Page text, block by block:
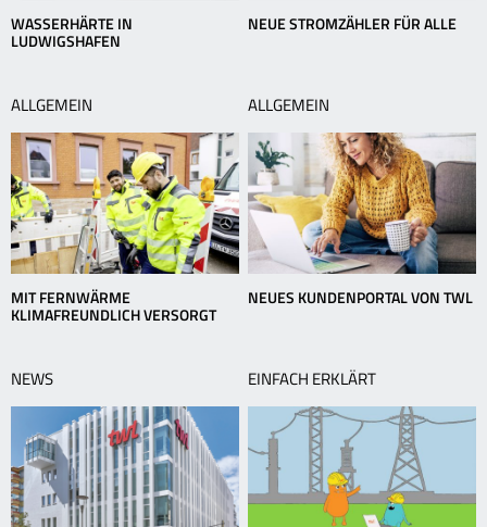
WASSERHÄRTE IN
LUDWIGSHAFEN
NEUE STROMZÄHLER FÜR ALLE
ALLGEMEIN
MIT FERNWÄRME
KLIMAFREUNDLICH VERSORGT
ALLGEMEIN
NEUES KUNDENPORTAL VON TWL
NEWS EINFACH ERKLÄRT